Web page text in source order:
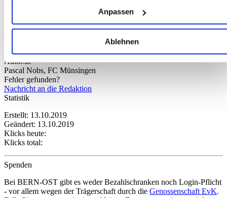
Merkmalen (Fingerprinting) identifizieren
Erfahren Sie mehr darüber, wie Ihre persönlichen Daten
verarbeitet werden, und legen Sie Ihre Präferenzen im
Abschnitt Einzelheitenfest.
Wir verwenden Cookies, um Inhalte und Anzeigen zu
personalisieren, Funktionen für soziale Medien anbieten zu
Außerdem geben wir Informationen zu Ihrer Verwendung
unserer Website an unsere Partner für soziale Medien,
Werbung und Analysen weiter. Unsere Partner führen diese
Informationen möglicherweise mit weiteren Daten
die Sie ihnen bereitgestellt haben oder die sie im Rahmen
Ihrer Nutzung der Dienste gesammelt haben.
Anpassen
Ablehnen
Bemerkungen:
Tugal, Lehmann, Schenkel und Hubacher verletzt
Autor:in
Pascal Nobs, FC Münsingen
Fehler gefunden?
Nachricht an die Redaktion
Statistik
Erstellt: 13.10.2019
Geändert: 13.10.2019
Klicks heute:
Klicks total:
Spenden
Bei BERN-OST gibt es weder Bezahlschranken noch Login-Pflicht
- vor allem wegen der Trägerschaft durch die Genossenschaft EvK.